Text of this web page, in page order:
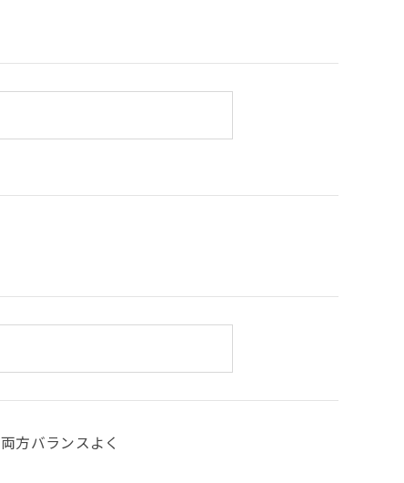
両方バランスよく